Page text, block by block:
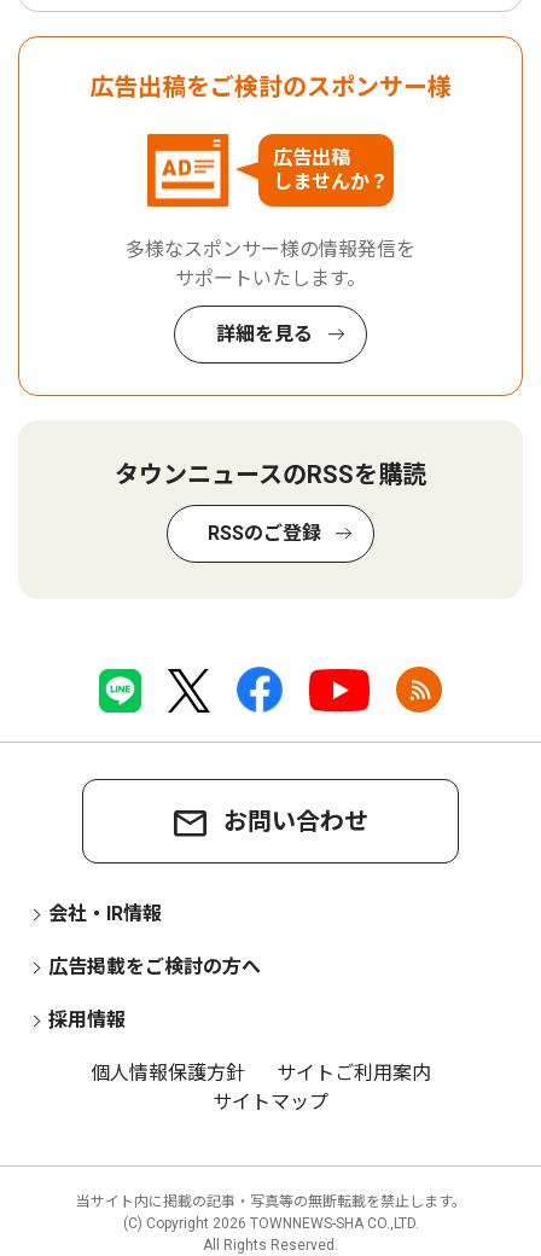
広告出稿をご検討のスポンサー様
広告出稿
しませんか？
多様なスポンサー様の情報発信を
サポートいたします。
詳細を見る
タウンニュースのRSSを購読
RSSのご登録
お問い合わせ
会社・IR情報
広告掲載をご検討の方へ
採用情報
個人情報保護方針
サイトご利用案内
サイトマップ
当サイト内に掲載の記事・写真等の無断転載を禁止します。
(C) Copyright 2026 TOWNNEWS-SHA CO.,LTD.
All Rights Reserved.